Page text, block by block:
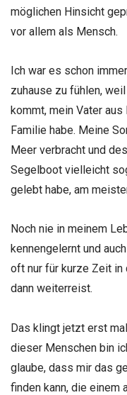
möglichen Hinsicht
vor allem als Mensch.
Ich war es schon
zuhause zu fühlen,
kommt, mein Vater
Familie habe. Meine
Meer verbracht und
Segelboot vielleicht
gelebt habe, am
Noch nie in meinem
kennengelernt und
oft nur für kurze Zeit in
dann weiterreist.
Das klingt jetzt erst
dieser Menschen bin
glaube, dass mir das
finden kann, die einem